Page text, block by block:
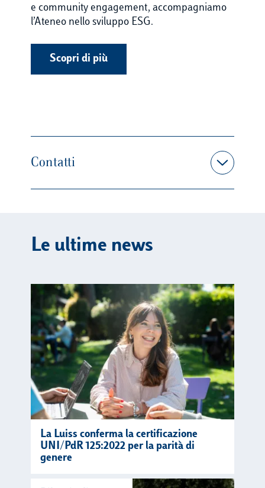
e community engagement, accompagniamo
l’Ateneo nello sviluppo ESG.
Scopri di più
Contatti
Le ultime news
La Luiss conferma la certificazione
UNI/PdR 125:2022 per la parità di
genere